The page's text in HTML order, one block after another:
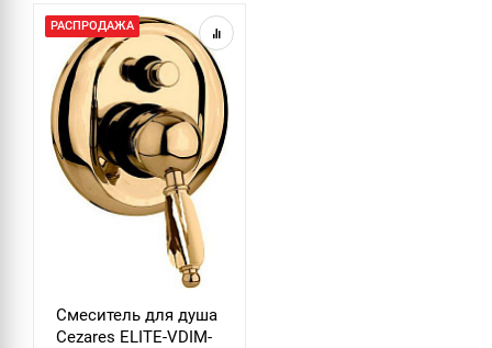
РАСПРОДАЖА
Смеситель для душа
Cezares ELITE-VDIM-